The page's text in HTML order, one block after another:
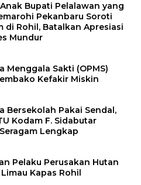
Bupati Pelalawan yang
Pekanbaru Soroti
di Rohil, Batalkan Apresiasi
Mundur
Menggala Sakti (OPMS)
Kefakir Miskin
Bersekolah Pakai Sendal,
Kodam F. Sidabutar
Lengkap
Pelaku Perusakan Hutan
Kapas Rohil